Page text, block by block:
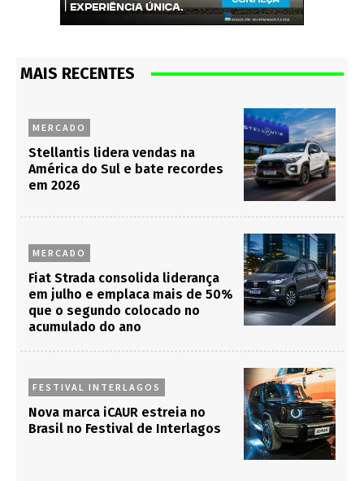
MAIS RECENTES
MERCADO
Stellantis lidera vendas na
América do Sul e bate recordes
em 2026
MERCADO
Fiat Strada consolida liderança
em julho e emplaca mais de 50%
que o segundo colocado no
acumulado do ano
FESTIVAL INTERLAGOS
Nova marca iCAUR estreia no
Brasil no Festival de Interlagos